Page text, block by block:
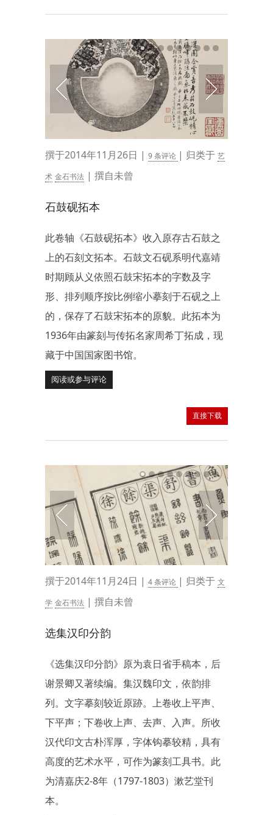
撰于2014年11月26日 | 9 条评论 | 归类于 艺
术 金石书法 | 撰自未曾
石鼓砚拓本
此卷轴《石鼓砚拓本》收入原存古石鼓之
上的石刻文拓本。石鼓文石砚系明代嘉靖
时期顾从义依照石鼓宋拓本的字数及字
形、排列顺序按比例缩小摹刻于石砚之上
的，保存了石鼓宋拓本的原貌。此拓本为
1936年由篆刻与传拓名家周希丁拓成，现
藏于中国国家图书馆。
阅读或参与评论
直接下载
撰于2014年11月24日 | 4 条评论 | 归类于 文
学 金石书法 | 撰自未曾
选集汉印分韵
《选集汉印分韵》原为袁日省手稿本，后
谢景卿又著续编。集汉魏印文，依韵排
列。文字摹刻较近原跡。上卷收上平声、
下平声；下卷收上声、去声、入声。所收
汉代印文古朴浑厚，字体钩摹较精，具有
高度的艺术水平，可作为篆刻工具书。此
为清嘉庆2-8年（1797-1803）漱艺堂刊
本。